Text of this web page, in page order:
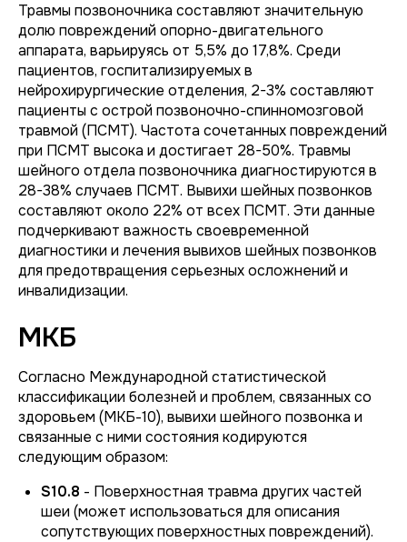
Травмы позвоночника составляют значительную
долю повреждений опорно-двигательного
аппарата, варьируясь от 5,5% до 17,8%. Среди
пациентов, госпитализируемых в
нейрохирургические отделения, 2-3% составляют
пациенты с острой позвоночно-спинномозговой
травмой (ПСМТ). Частота сочетанных повреждений
при ПСМТ высока и достигает 28-50%. Травмы
шейного отдела позвоночника диагностируются в
28-38% случаев ПСМТ. Вывихи шейных позвонков
составляют около 22% от всех ПСМТ. Эти данные
подчеркивают важность своевременной
диагностики и лечения вывихов шейных позвонков
для предотвращения серьезных осложнений и
инвалидизации.
МКБ
Согласно Международной статистической
классификации болезней и проблем, связанных со
здоровьем (МКБ-10), вывихи шейного позвонка и
связанные с ними состояния кодируются
следующим образом:
S10.8 - Поверхностная травма других частей
шеи (может использоваться для описания
сопутствующих поверхностных повреждений).